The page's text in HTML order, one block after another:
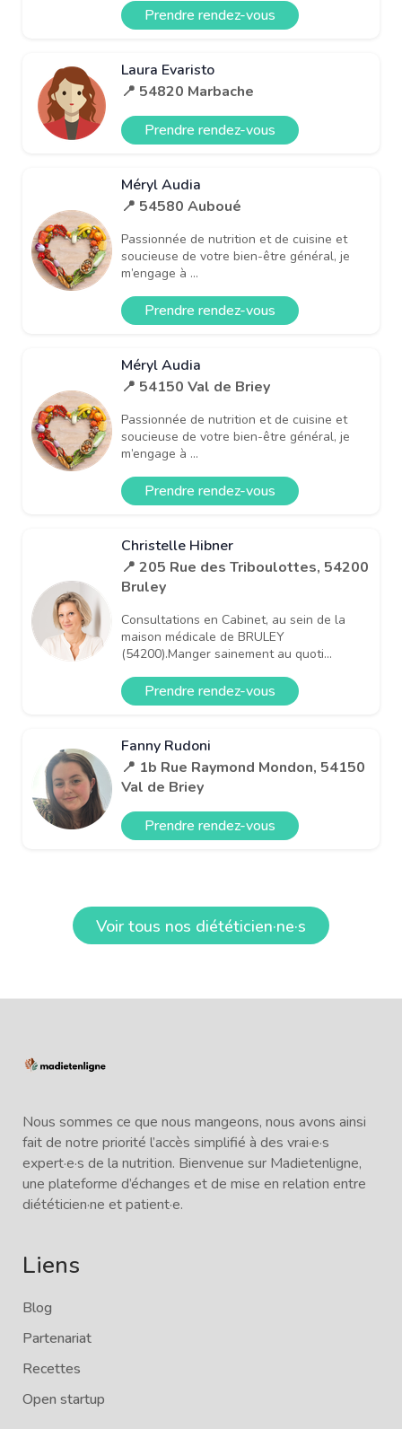
Prendre rendez-vous
Laura Evaristo
📍 54820 Marbache
Prendre rendez-vous
Méryl Audia
📍 54580 Auboué
Passionnée de nutrition et de cuisine et
soucieuse de votre bien-être général, je
m’engage à ...
Prendre rendez-vous
Méryl Audia
📍 54150 Val de Briey
Passionnée de nutrition et de cuisine et
soucieuse de votre bien-être général, je
m’engage à ...
Prendre rendez-vous
Christelle Hibner
📍 205 Rue des Triboulottes, 54200
Bruley
Consultations en Cabinet, au sein de la
maison médicale de BRULEY
(54200).Manger sainement au quoti...
Prendre rendez-vous
Fanny Rudoni
📍 1b Rue Raymond Mondon, 54150
Val de Briey
Prendre rendez-vous
Voir tous nos diététicien·ne·s
Nous sommes ce que nous mangeons, nous avons ainsi
fait de notre priorité l’accès simplifié à des vrai·e·s
expert·e·s de la nutrition. Bienvenue sur Madietenligne,
une plateforme d’échanges et de mise en relation entre
diététicien·ne et patient·e.
Liens
Blog
Partenariat
Recettes
Open startup